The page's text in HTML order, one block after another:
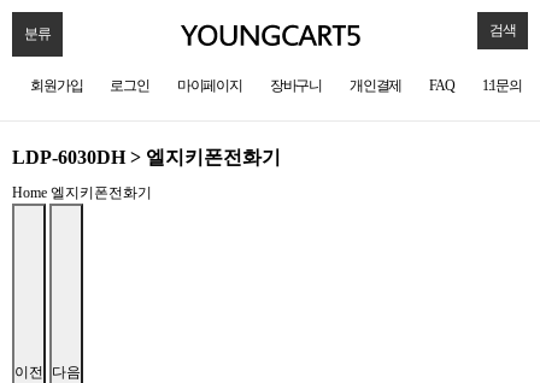
분류 검색
회원가입 로그인 마이페이지 장바구니 개인결제 FAQ 1:1문의
LDP-6030DH > 엘지키폰전화기
Home 엘지키폰전화기
이전 다음